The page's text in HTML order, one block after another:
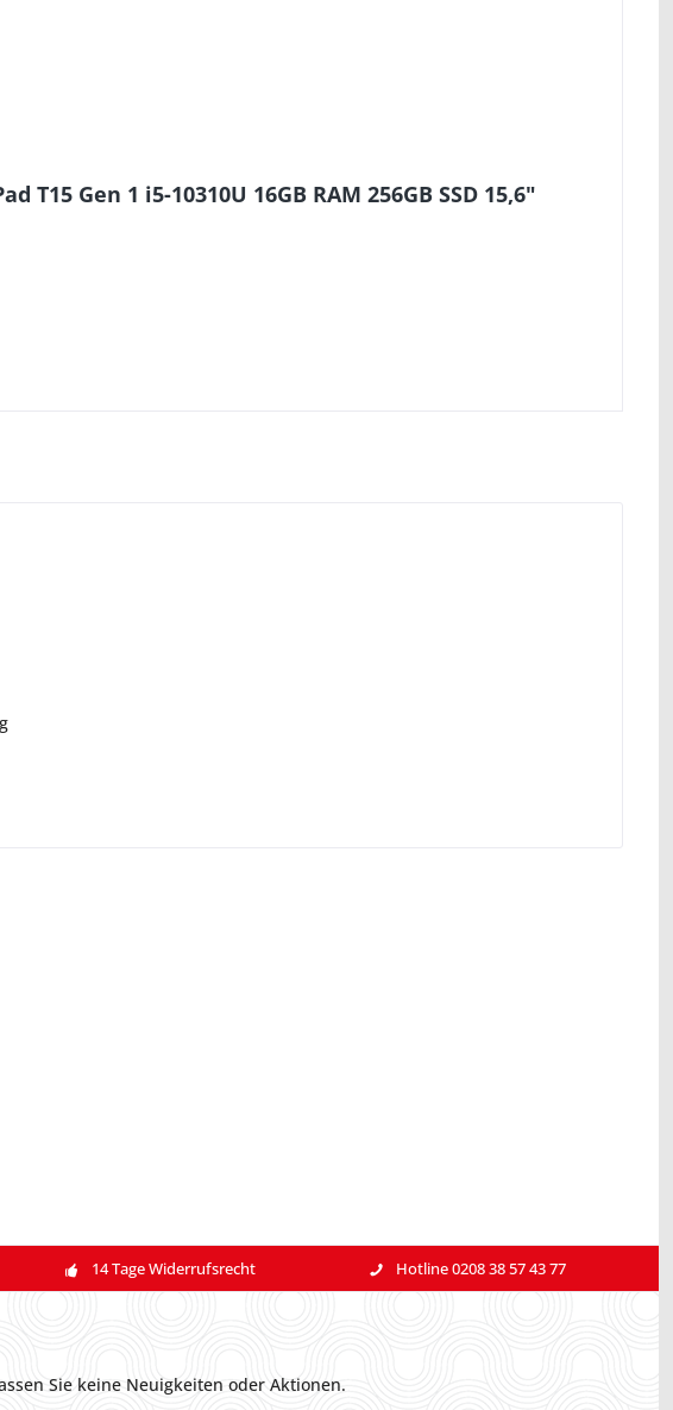
Gen 1 i5-10310U 16GB RAM 256GB SSD 15,6"
14 Tage Widerrufsrecht Hotline 0208 38 57 43 77
Sie keine Neuigkeiten oder Aktionen.